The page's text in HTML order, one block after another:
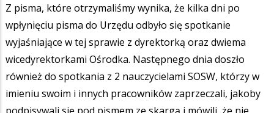
Z pisma, które otrzymaliśmy wynika, że kilka dni po
wpłynięciu pisma do Urzędu odbyło się spotkanie
wyjaśniające w tej sprawie z dyrektorką oraz dwiema
wicedyrektorkami Ośrodka. Następnego dnia doszło
również do spotkania z 2 nauczycielami SOSW, którzy w
imieniu swoim i innych pracowników zaprzeczali, jakoby